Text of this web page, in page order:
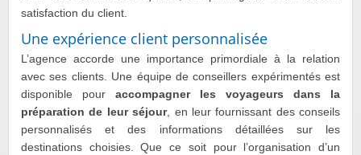
satisfaction du client.
Une expérience client personnalisée
L’agence accorde une importance primordiale à la relation
avec ses clients. Une équipe de conseillers expérimentés est
disponible pour accompagner les voyageurs dans la
préparation de leur séjour, en leur fournissant des conseils
personnalisés et des informations détaillées sur les
destinations choisies. Que ce soit pour l’organisation d’un